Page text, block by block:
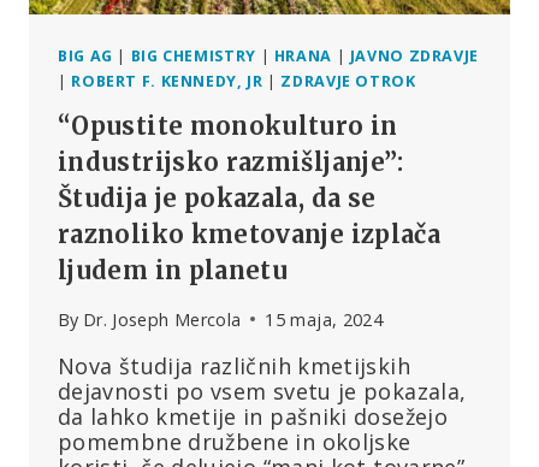
BIG AG | BIG CHEMISTRY | HRANA | JAVNO ZDRAVJE
| ROBERT F. KENNEDY, JR | ZDRAVJE OTROK
“Opustite monokulturo in
industrijsko razmišljanje”:
Študija je pokazala, da se
raznoliko kmetovanje izplača
ljudem in planetu
By Dr. Joseph Mercola 15 maja, 2024
Nova študija različnih kmetijskih
dejavnosti po vsem svetu je pokazala,
da lahko kmetije in pašniki dosežejo
pomembne družbene in okoljske